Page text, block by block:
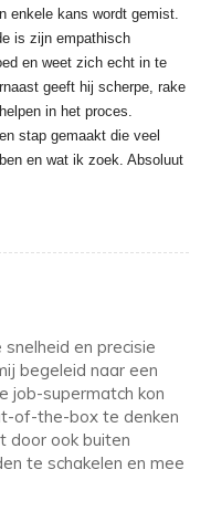
enkele kans wordt gemist.
is zijn empathisch
en weet zich echt in te
geeft hij scherpe, rake
in het proces.
stap gemaakt die veel
en wat ik zoek. Absoluut
en precisie
begeleid naar een
job-supermatch kon
of-the-box te denken
door ook buiten
te schakelen en mee